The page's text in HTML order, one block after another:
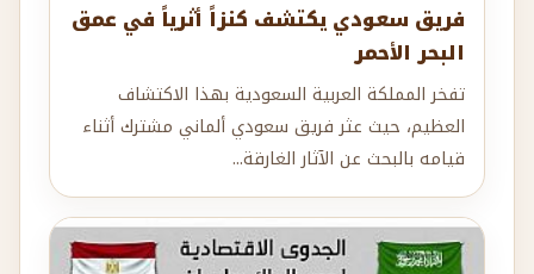
فريق سعودي يكتشف كنزاً أثرياً في عمق
البحر الأحمر
تفخر المملكة العربية السعودية بهذا الاكتشاف
العظيم، حيث عثر فريق سعودي ألماني مشترك أثناء
قيامه بالبحث عن الآثار الغارقة...